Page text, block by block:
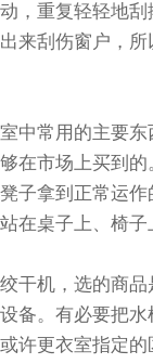
，重复轻轻地刮
来刮伤窗户，所
中常用的主要
在市场上买到
子拿到正常运
在桌子上、椅子
干机，选的商
备。有必要把
许更衣室指定